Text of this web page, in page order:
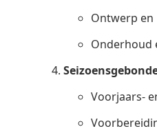
Ontwerp
Onderhoud
Voorjaars-